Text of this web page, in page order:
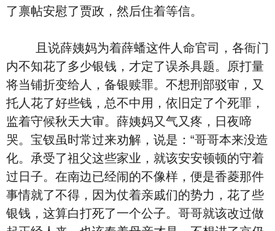
了禀帖安慰了贾政，然后住着等信。
且说薛姨妈为着薛蟠这件人命官司，各衙门
内不知花了多少银钱，才定了误杀具题。原打量
将当铺折变给人，备银赎罪。不想刑部驳审，又
托人花了好些钱，总不中用，依旧定了个死罪，
监着守候秋天大审。薛姨妈又气又疼，日夜啼
哭。宝钗虽时常过来劝解，说是：“哥哥本来没造
化。承受了祖父这些家业，就该安安顿顿的守着
过日子。在南边已经闹的不像样，便是香菱那件
事情就了不得，因为仗着亲戚们的势力，花了些
银钱，这算白打死了一个公子。哥哥就该改过做